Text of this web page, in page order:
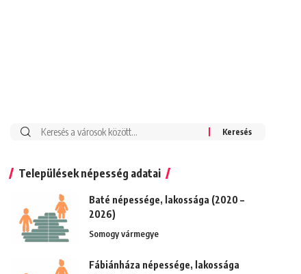
Keresés:
Települések népesség adatai
Baté népessége, lakossága (2020 –
2026)
Somogy vármegye
Fábiánháza népessége, lakossága